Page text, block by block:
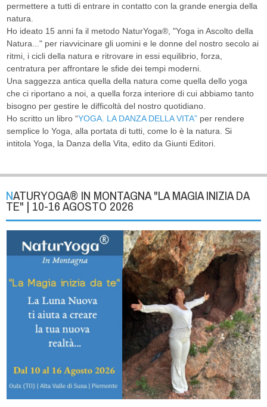
permettere a tutti di entrare in contatto con la grande energia della
natura.
Ho ideato 15 anni fa il metodo NaturYoga®, "Yoga in Ascolto della
Natura..." per riavvicinare gli uomini e le donne del nostro secolo ai
ritmi, i cicli della natura e ritrovare in essi equilibrio, forza,
centratura per affrontare le sfide dei tempi moderni.
Una saggezza antica quella della natura come quella dello yoga
che ci riportano a noi, a quella forza interiore di cui abbiamo tanto
bisogno per gestire le difficoltà del nostro quotidiano.
Ho scritto un libro “YOGA. LA DANZA DELLA VITA” per rendere
semplice lo Yoga, alla portata di tutti, come lo è la natura. Si
intitola Yoga, la Danza della Vita, edito da Giunti Editori.
NATURYOGA® IN MONTAGNA "LA MAGIA INIZIA DA
TE" | 10-16 AGOSTO 2026